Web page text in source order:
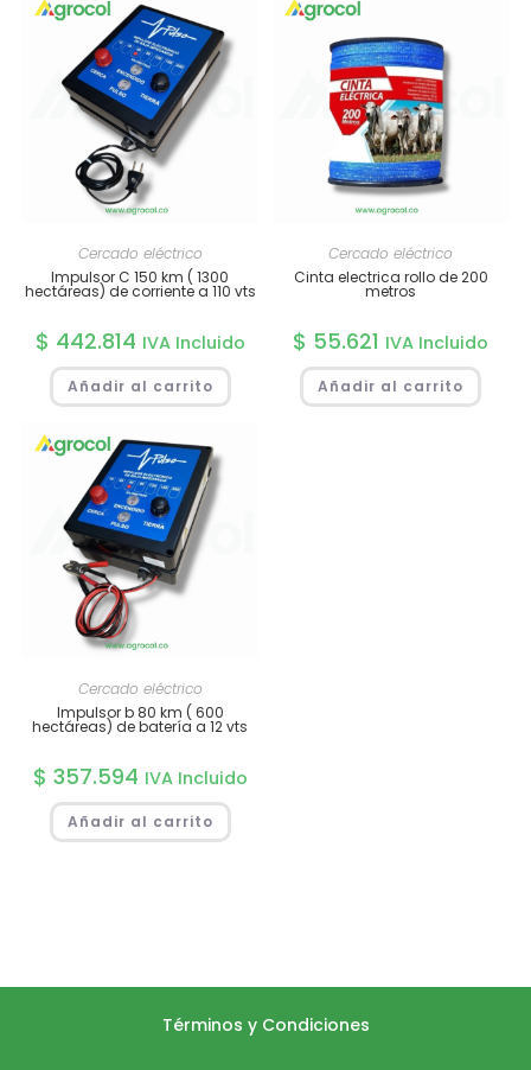
Cercado eléctrico
Impulsor C 150 km ( 1300
hectáreas) de corriente a 110 vts
$ 442.814 IVA Incluido
Añadir al carrito
Cercado eléctrico
Cinta electrica rollo de 200
metros
$ 55.621 IVA Incluido
Añadir al carrito
Cercado eléctrico
Impulsor b 80 km ( 600
hectáreas) de batería a 12 vts
$ 357.594 IVA Incluido
Añadir al carrito
Términos y Condiciones